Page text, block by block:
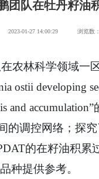
团队在牡丹籽油
2023-01-27 14:00:29 浏览数：
农林科学领域一
ostii developing
and
的调控网络；探
的在籽油积
种提供参考。